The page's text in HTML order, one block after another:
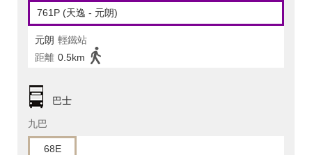
761P (天逸 - 元朗)
元朗 輕鐵站
距離 0.5km
巴士
九巴
68E